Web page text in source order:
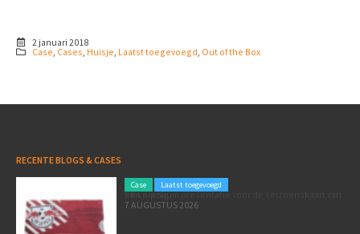
2 januari 2018
Case Cases Huisje Laatst toegevoegd Out of the Box
RECENTE BLOGS & CASES
Case Laatst toegevoegd
Een premium presentatie voor de seizoenskaart van RB Leipzig
7 AUGUSTUS 2026